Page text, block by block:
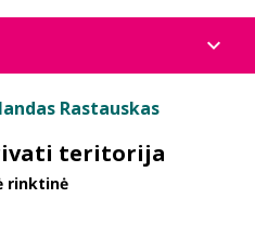
Rastauskas
teritorija
rinktinė